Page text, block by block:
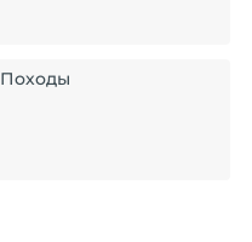
Походы